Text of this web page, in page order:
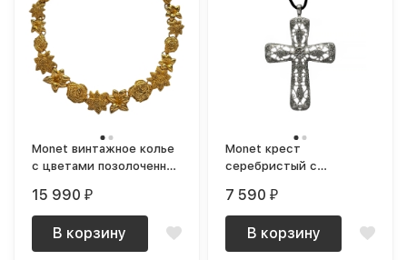
Monet винтажное колье
с цветами позолоченное
15 990 ₽
В корзину
Monet крест
серебристый с
бархатной ленте NOS
7 590 ₽
В корзину